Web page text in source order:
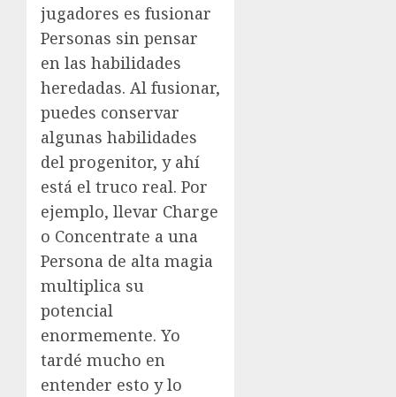
jugadores es fusionar
Personas sin pensar
en las habilidades
heredadas. Al fusionar,
puedes conservar
algunas habilidades
del progenitor, y ahí
está el truco real. Por
ejemplo, llevar Charge
o Concentrate a una
Persona de alta magia
multiplica su
potencial
enormemente. Yo
tardé mucho en
entender esto y lo